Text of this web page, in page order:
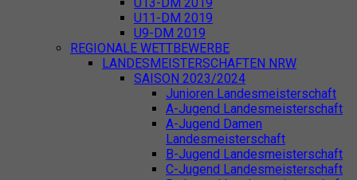
U11-DM 2019
U9-DM 2019
REGIONALE WETTBEWERBE
LANDESMEISTERSCHAFTEN NRW
SAISON 2023/2024
Junioren Landesmeisterschaft
A-Jugend Landesmeisterschaft
A-Jugend Damen
Landesmeisterschaft
B-Jugend Landesmeisterschaft
C-Jugend Landesmeisterschaft